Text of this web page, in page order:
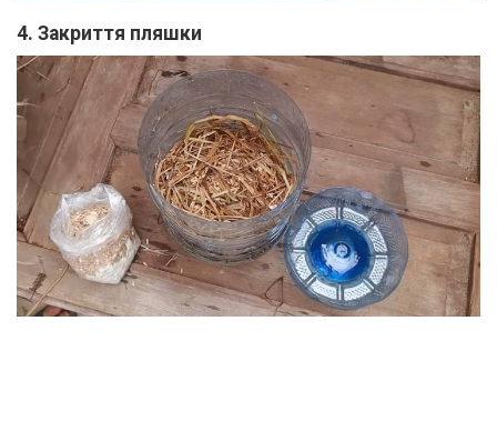
4. Закриття пляшки